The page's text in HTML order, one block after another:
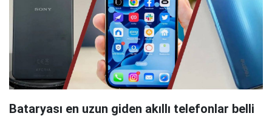
Bataryası en uzun giden akıllı telefonlar belli